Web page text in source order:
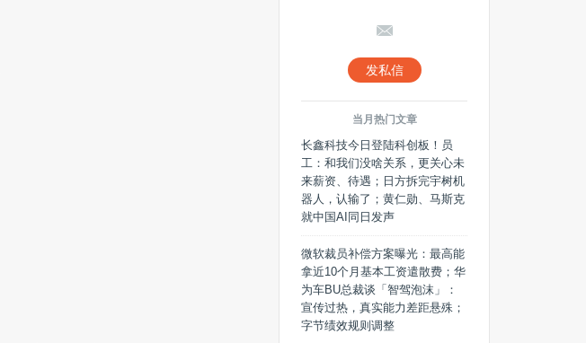
发私信
当月热门文章
长鑫科技今日登陆科创板！员
工：和我们没啥关系，更关心未
来薪资、待遇；日方拆完宇树机
器人，认输了；黄仁勋、马斯克
就中国AI同日发声
微软裁员补偿方案曝光：最高能
拿近10个月基本工资遣散费；华
为车BU总裁谈「智驾泡沫」：
宣传过热，真实能力差距悬殊；
字节绩效规则调整